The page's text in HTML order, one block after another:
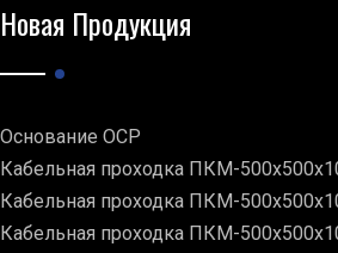
Новая Продукция
Основание ОСР
Кабельная проходка ПКМ-
Кабельная проходка ПКМ-
Кабельная проходка ПКМ-